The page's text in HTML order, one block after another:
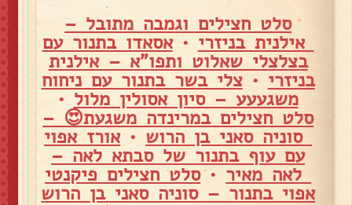
סלט חצילים וגמבה מתובל –
אילנית בניזרי •אסאדו בתנור עם
בצלצלי שאלוט ותפו"א – אילנית
בניזרי •צלי בשר בתנור עם ניחוח
משגעעע – סיון אסולין מלול •
סלט חצילים במרינדה משגעת😍 –
סוניה סאני בן הרוש •אורז אפוי
עם עוף בתנור של סבתא לאה –
לאה מאיר •סלט חצילים פיקנטי
אפוי בתנור – סוניה סאני בן הרוש